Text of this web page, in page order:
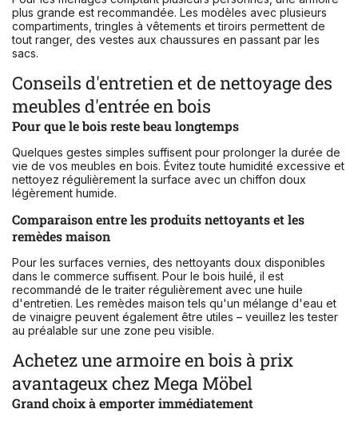
plus grande est recommandée. Les modèles avec plusieurs
compartiments, tringles à vêtements et tiroirs permettent de
tout ranger, des vestes aux chaussures en passant par les
sacs.
Conseils d'entretien et de nettoyage des
meubles d'entrée en bois
Pour que le bois reste beau longtemps
Quelques gestes simples suffisent pour prolonger la durée de
vie de vos meubles en bois. Évitez toute humidité excessive et
nettoyez régulièrement la surface avec un chiffon doux
légèrement humide.
Comparaison entre les produits nettoyants et les
remèdes maison
Pour les surfaces vernies, des nettoyants doux disponibles
dans le commerce suffisent. Pour le bois huilé, il est
recommandé de le traiter régulièrement avec une huile
d'entretien. Les remèdes maison tels qu'un mélange d'eau et
de vinaigre peuvent également être utiles – veuillez les tester
au préalable sur une zone peu visible.
Achetez une armoire en bois à prix
avantageux chez Mega Möbel
Grand choix à emporter immédiatement